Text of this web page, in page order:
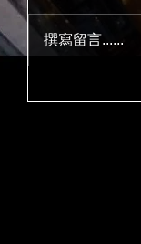
撰寫留言......